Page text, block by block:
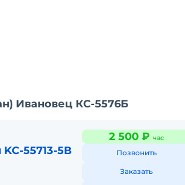
Ивановец КС-5576Б
55713-5В
2 500 ₽ час
Позвонить
Заказать